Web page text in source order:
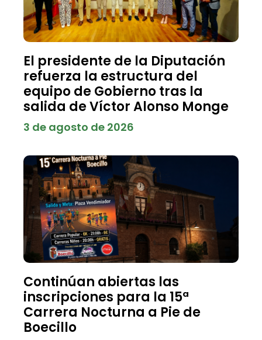
El presidente de la Diputación
refuerza la estructura del
equipo de Gobierno tras la
salida de Víctor Alonso Monge
3 de agosto de 2026
Continúan abiertas las
inscripciones para la 15ª
Carrera Nocturna a Pie de
Boecillo